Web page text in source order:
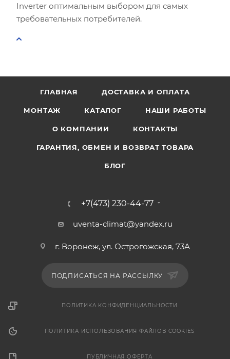
Inverter оптимальным выбором для самых
требовательных потребителей.
ГЛАВНАЯ ДОСТАВКА И ОПЛАТА
МОНТАЖ КАТАЛОГ НАШИ РАБОТЫ
О КОМПАНИИ КОНТАКТЫ
ГАРАНТИЯ, ОБМЕН И ВОЗВРАТ ТОВАРА
БЛОГ
+7(473) 230-44-77
uventa-climat@yandex.ru
г. Воронеж, ул. Острогожская, 73А
ПОДПИСАТЬСЯ НА РАССЫЛКУ
ПОЛИТИКА КОНФИДЕНЦИАЛЬНОСТИ
ПОЛИТИКА ИСПОЛЬЗОВАНИЯ ФАЙЛОВ COOKIES
ПУБЛИЧНАЯ ОФЕРТА